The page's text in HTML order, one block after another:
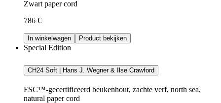
Zwart paper cord
786 €
In winkelwagen Product bekijken
Special Edition
CH24 Soft | Hans J. Wegner & Ilse Crawford
FSC™-gecertificeerd beukenhout, zachte verf, north sea,
natural paper cord